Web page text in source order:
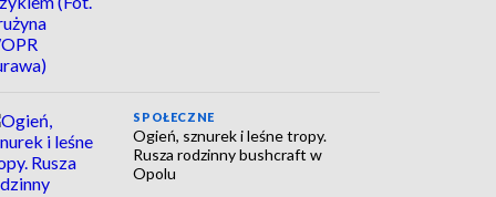
SPOŁECZNE
Ogień, sznurek i leśne tropy.
Rusza rodzinny bushcraft w
Opolu